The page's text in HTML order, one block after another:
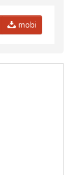
mobi